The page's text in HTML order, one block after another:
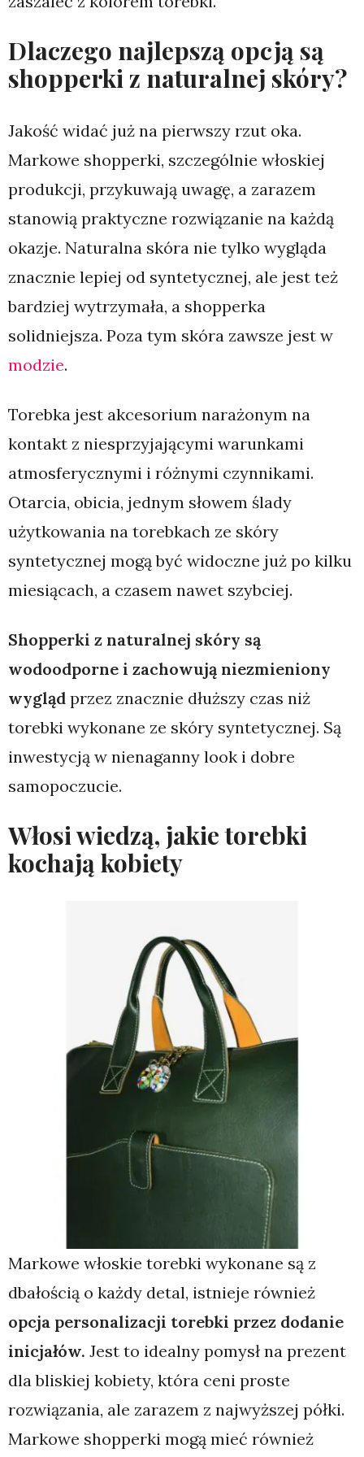
Dlaczego najlepszą opcją są
shopperki z naturalnej skóry?
Jakość widać już na pierwszy rzut oka.
Markowe shopperki, szczególnie włoskiej
produkcji, przykuwają uwagę, a zarazem
stanowią praktyczne rozwiązanie na każdą
okazje. Naturalna skóra nie tylko wygląda
znacznie lepiej od syntetycznej, ale jest też
bardziej wytrzymała, a shopperka
solidniejsza. Poza tym skóra zawsze jest w
modzie.
Torebka jest akcesorium narażonym na
kontakt z niesprzyjającymi warunkami
atmosferycznymi i różnymi czynnikami.
Otarcia, obicia, jednym słowem ślady
użytkowania na torebkach ze skóry
syntetycznej mogą być widoczne już po kilku
miesiącach, a czasem nawet szybciej.
Shopperki z naturalnej skóry są
wodoodporne i zachowują niezmieniony
wygląd przez znacznie dłuższy czas niż
torebki wykonane ze skóry syntetycznej. Są
inwestycją w nienaganny look i dobre
samopoczucie.
Włosi wiedzą, jakie torebki
kochają kobiety
Markowe włoskie torebki wykonane są z
dbałością o każdy detal, istnieje również
opcja personalizacji torebki przez dodanie
inicjałów. Jest to idealny pomysł na prezent
dla bliskiej kobiety, która ceni proste
rozwiązania, ale zarazem z najwyższej półki.
Markowe shopperki mogą mieć również